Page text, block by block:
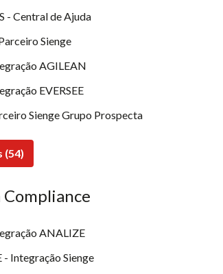
- Central de Ajuda
Sienge
AGILEAN
EVERSEE
Sienge Grupo Prospecta
(54)
Compliance
ANALIZE
Integração Sienge